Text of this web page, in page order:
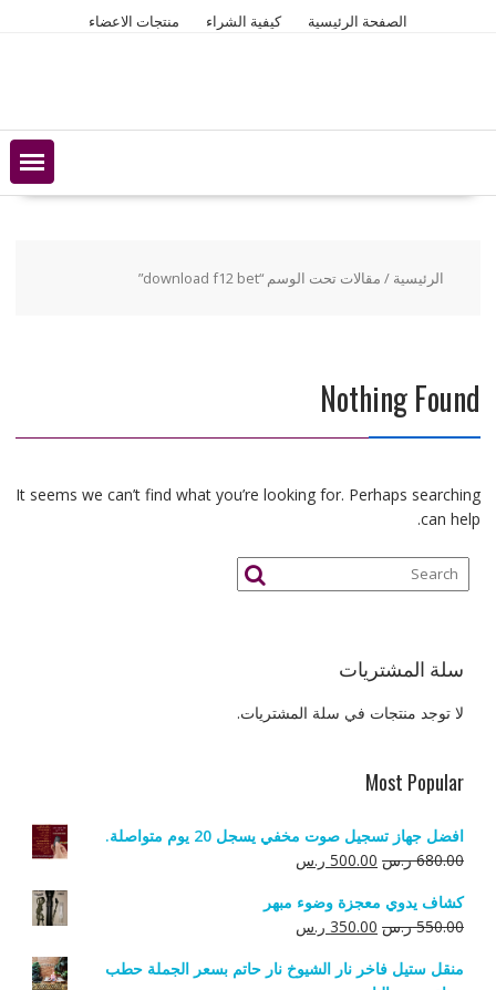
الصفحة الرئيسية كيفية الشراء منتجات الاعضاء
الرئيسية / مقالات تحت الوسم “download f12 bet”
Nothing Found
It seems we can’t find what you’re looking for. Perhaps searching
can help.
سلة المشتريات
لا توجد منتجات في سلة المشتريات.
Most Popular
افضل جهاز تسجيل صوت مخفي يسجل 20 يوم متواصلة.
680.00 ر.س السعر
هو:
680.00 ر.س.
500.00 ر.سالسعر
هو:
500.00 ر.س.
كشاف يدوي معجزة وضوء مبهر
550.00 ر.س السعر
هو:
350.00 ر.سالسعر
هو:
منقل ستيل فاخر نار الشيوخ نار حاتم بسعر الجملة حطب